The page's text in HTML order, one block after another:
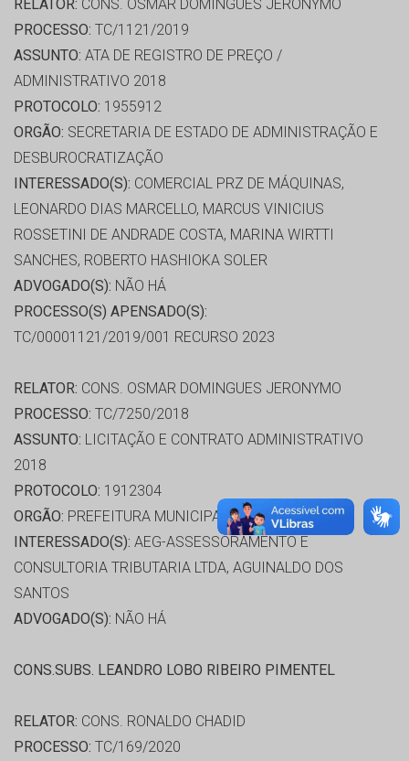
RELATOR: CONS. OSMAR DOMINGUES JERONYMO
PROCESSO: TC/1121/2019
ASSUNTO: ATA DE REGISTRO DE PREÇO /
ADMINISTRATIVO 2018
PROTOCOLO: 1955912
ORGÃO: SECRETARIA DE ESTADO DE ADMINISTRAÇÃO E
DESBUROCRATIZAÇÃO
INTERESSADO(S): COMERCIAL PRZ DE MÁQUINAS,
LEONARDO DIAS MARCELLO, MARCUS VINICIUS
ROSSETINI DE ANDRADE COSTA, MARINA WIRTTI
SANCHES, ROBERTO HASHIOKA SOLER
ADVOGADO(S): NÃO HÁ
PROCESSO(S) APENSADO(S):
TC/00001121/2019/001 RECURSO 2023
RELATOR: CONS. OSMAR DOMINGUES JERONYMO
PROCESSO: TC/7250/2018
ASSUNTO: LICITAÇÃO E CONTRATO ADMINISTRATIVO
2018
PROTOCOLO: 1912304
ORGÃO: PREFEITURA MUNICIPAL DE ELDORADO
INTERESSADO(S): AEG-ASSESSORAMENTO E
CONSULTORIA TRIBUTARIA LTDA, AGUINALDO DOS
SANTOS
ADVOGADO(S): NÃO HÁ
CONS.SUBS. LEANDRO LOBO RIBEIRO PIMENTEL
RELATOR: CONS. RONALDO CHADID
PROCESSO: TC/169/2020